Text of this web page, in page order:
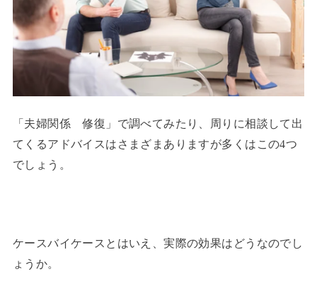
「夫婦関係 修復」で調べてみたり、周りに相談して出
てくるアドバイスはさまざまありますが多くはこの4つ
でしょう。
ケースバイケースとはいえ、実際の効果はどうなのでし
ょうか。